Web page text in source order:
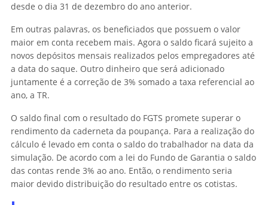
desde o dia 31 de dezembro do ano anterior.
Em outras palavras, os beneficiados que possuem o valor
maior em conta recebem mais. Agora o saldo ficará sujeito a
novos depósitos mensais realizados pelos empregadores até
a data do saque. Outro dinheiro que será adicionado
juntamente é a correção de 3% somado a taxa referencial ao
ano, a TR.
O saldo final com o resultado do FGTS promete superar o
rendimento da caderneta da poupança. Para a realização do
cálculo é levado em conta o saldo do trabalhador na data da
simulação. De acordo com a lei do Fundo de Garantia o saldo
das contas rende 3% ao ano. Então, o rendimento seria
maior devido distribuição do resultado entre os cotistas.